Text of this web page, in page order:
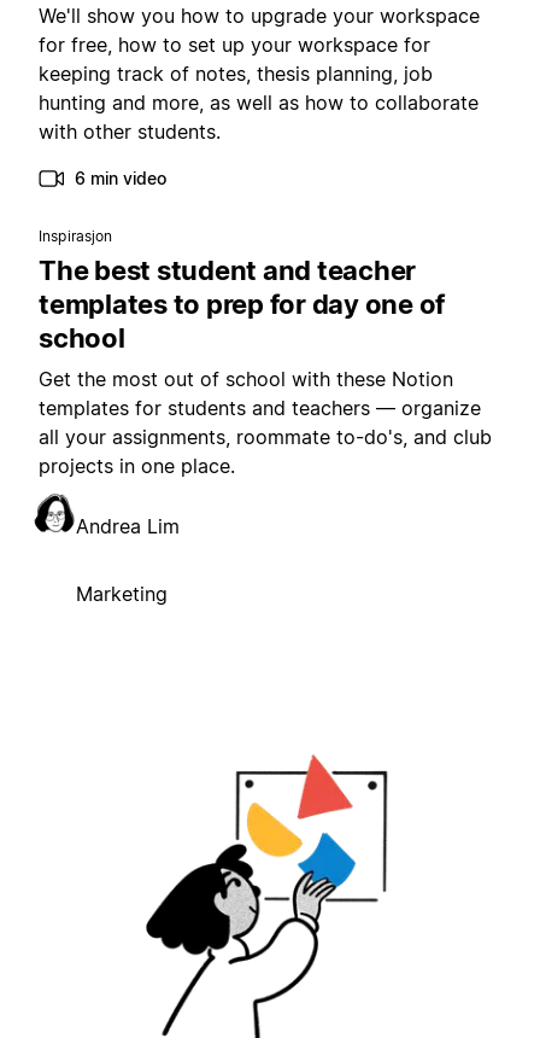
We'll show you how to upgrade your workspace
for free, how to set up your workspace for
keeping track of notes, thesis planning, job
hunting and more, as well as how to collaborate
with other students.
6 min video
Inspirasjon
The best student and teacher
templates to prep for day one of
school
Get the most out of school with these Notion
templates for students and teachers — organize
all your assignments, roommate to-do's, and club
projects in one place.
Andrea Lim
Marketing